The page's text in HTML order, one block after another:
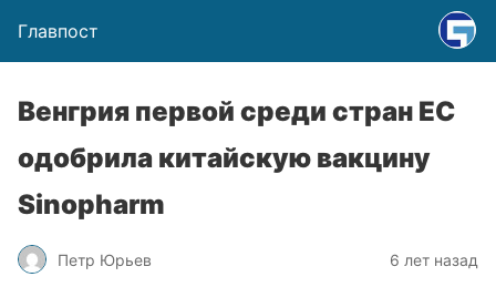
Главпост
Венгрия первой среди стран ЕС
одобрила китайскую вакцину
Sinopharm
Петр Юрьев 6 лет назад